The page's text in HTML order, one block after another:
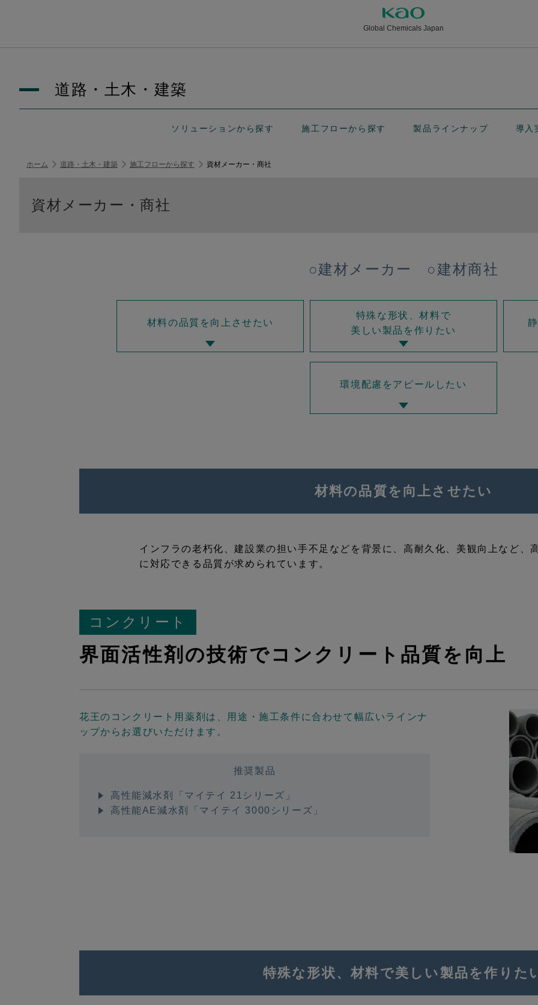
Global Chemicals Japan
道路・土木・建築
ソリューションから探す 施工フローから探す 製品ラインナップ 導入
ホーム 道路・土木・建築 施工フローから探す 資材メーカー・商社
資材メーカー・商社
○建材メーカー ○建材商社
材料の品質を向上させたい
特殊な形状、材料で
美しい製品を作りたい
環境配慮をアピールしたい
材料の品質を向上させたい
インフラの老朽化、建設業の担い手不足などを背景に、高耐久化、美観向上など、
に対応できる品質が求められています。
コンクリート
界面活性剤の技術でコンクリート品質を向上
花王のコンクリート用薬剤は、用途・施工条件に合わせて幅広いラインナ
ップからお選びいただけます。
推奨製品
高性能減水剤「マイテイ 21シリーズ」
高性能AE減水剤「マイテイ 3000シリーズ」
特殊な形状、材料で美しい製品を作りた